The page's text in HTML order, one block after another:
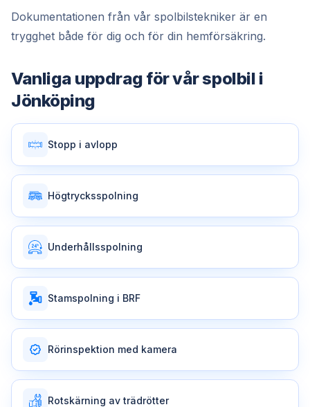
Dokumentationen från vår spolbilstekniker är en
trygghet både för dig och för din hemförsäkring.
Vanliga uppdrag för vårspolbil i
Jönköping
Stopp i avlopp
Högtrycksspolning
Underhållsspolning
Stamspolning i BRF
Rörinspektion med kamera
Rotskärning av trädrötter